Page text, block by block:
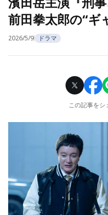
前田拳太郎の“ギ
2026/5/9 ドラマ
この記事をシ